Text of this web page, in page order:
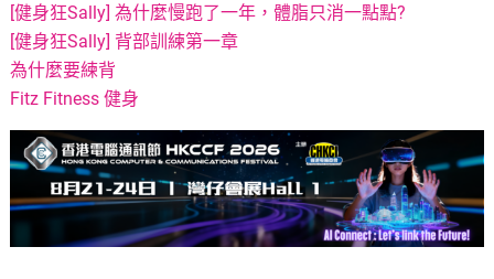
[健身狂Sally] 為什麼慢跑了一年，體脂只消一點點?
[健身狂Sally] 背部訓練第一章
為什麼要練背
Fitz Fitness 健身